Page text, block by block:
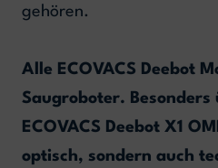
gehören.
Alle ECOVACS Deebot
Saugroboter.
ECOVACS Deebot X1
optisch, sondern auch